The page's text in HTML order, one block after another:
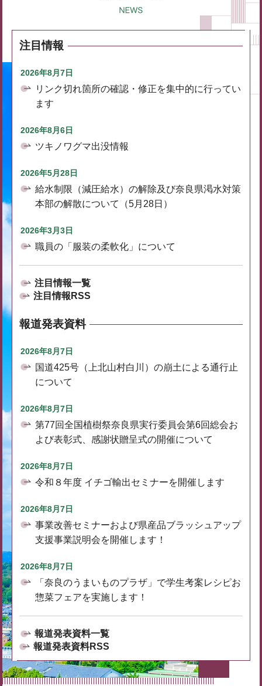
注目情報
2026年8月7日
リンク切れ箇所の確認・修正を集中的に行ってい
ます
2026年8月6日
ツキノワグマ出没情報
2026年5月28日
給水制限（減圧給水）の解除及び奈良県渇水対策
本部の解散について（5月28日）
2026年3月3日
職員の「服装の柔軟化」について
注目情報一覧
注目情報RSS
報道発表資料
2026年8月7日
国道425号（上北山村白川）の崩土による通行止
について
2026年8月7日
第77回全国植樹祭奈良県実行委員会第6回総会お
よび表彰式、感謝状贈呈式の開催について
2026年8月7日
令和８年度 イチゴ輸出セミナーを開催します
2026年8月7日
事業改善セミナーおよび県産品ブラッシュアップ
支援事業説明会を開催します！
2026年8月7日
「奈良のうまいものプラザ」で学生考案レシピお
惣菜フェアを実施します！
報道発表資料一覧
報道発表資料RSS